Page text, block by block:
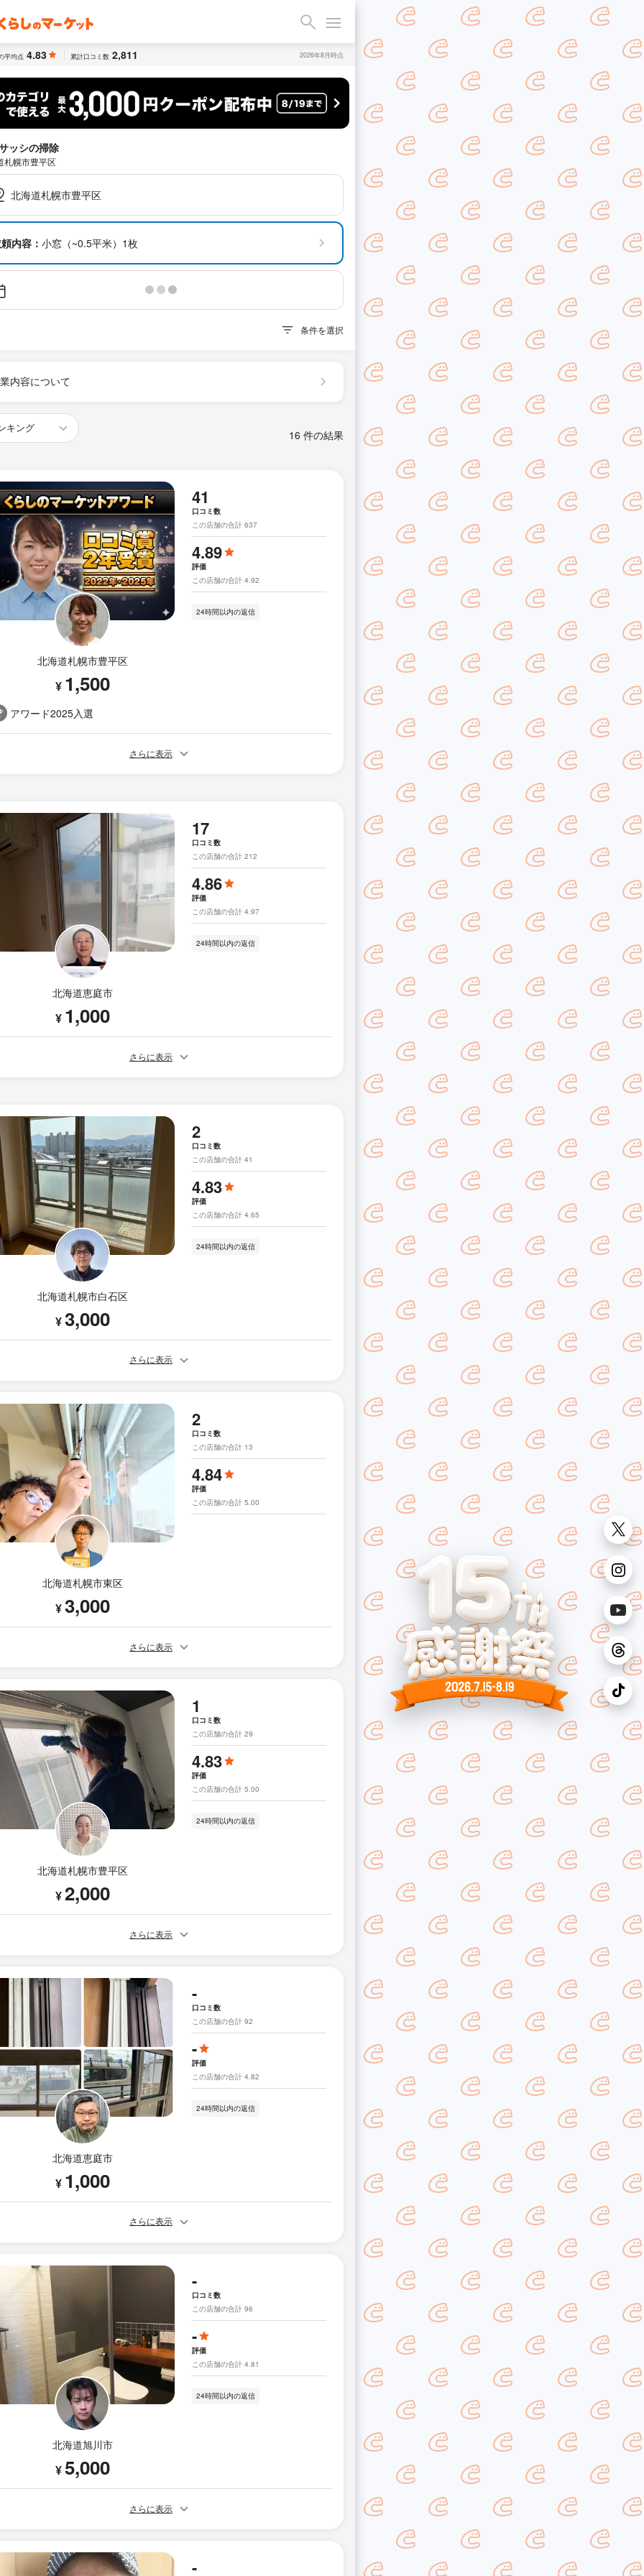
平均点 4.83 累計口コミ数 2,811 2026年8月時点
ッシの掃除
札幌市豊平区
北海道札幌市豊平区
内容： 小窓（~0.5平米）1枚
条件を選択
内容について
16 件の結果
北海道札幌市豊平区
¥ 1,500
アワード2025入選
41
口コミ数
この店舗の合計 637
4.89
評価
この店舗の合計 4.92
24時間以内の返信
さらに表示
北海道恵庭市
¥ 1,000
17
口コミ数
この店舗の合計 212
4.86
評価
この店舗の合計 4.97
24時間以内の返信
さらに表示
北海道札幌市白石区
¥3,000
2
口コミ数
この店舗の合計 41
4.83
評価
この店舗の合計 4.65
24時間以内の返信
さらに表示
北海道札幌市東区
¥3,000
2
口コミ数
この店舗の合計 13
4.84
評価
この店舗の合計 5.00
さらに表示
北海道札幌市豊平区
¥2,000
1
口コミ数
この店舗の合計 29
4.83
評価
この店舗の合計 5.00
24時間以内の返信
さらに表示
北海道恵庭市
¥ 1,000
-
口コミ数
この店舗の合計 92
-
評価
この店舗の合計 4.82
24時間以内の返信
さらに表示
北海道旭川市
¥5,000
-
口コミ数
この店舗の合計 96
-
評価
この店舗の合計 4.81
24時間以内の返信
さらに表示
-